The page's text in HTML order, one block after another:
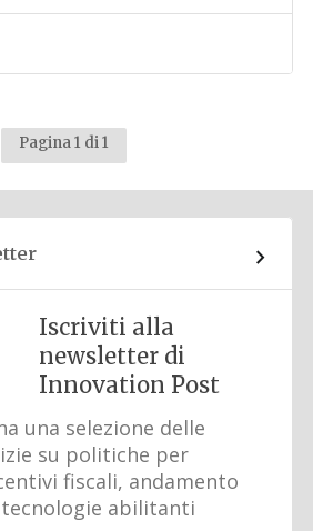
Pagina 1 di 1
Iscriviti alla
newsletter di
Innovation Post
una selezione delle
su politiche per
fiscali, andamento
abilitanti